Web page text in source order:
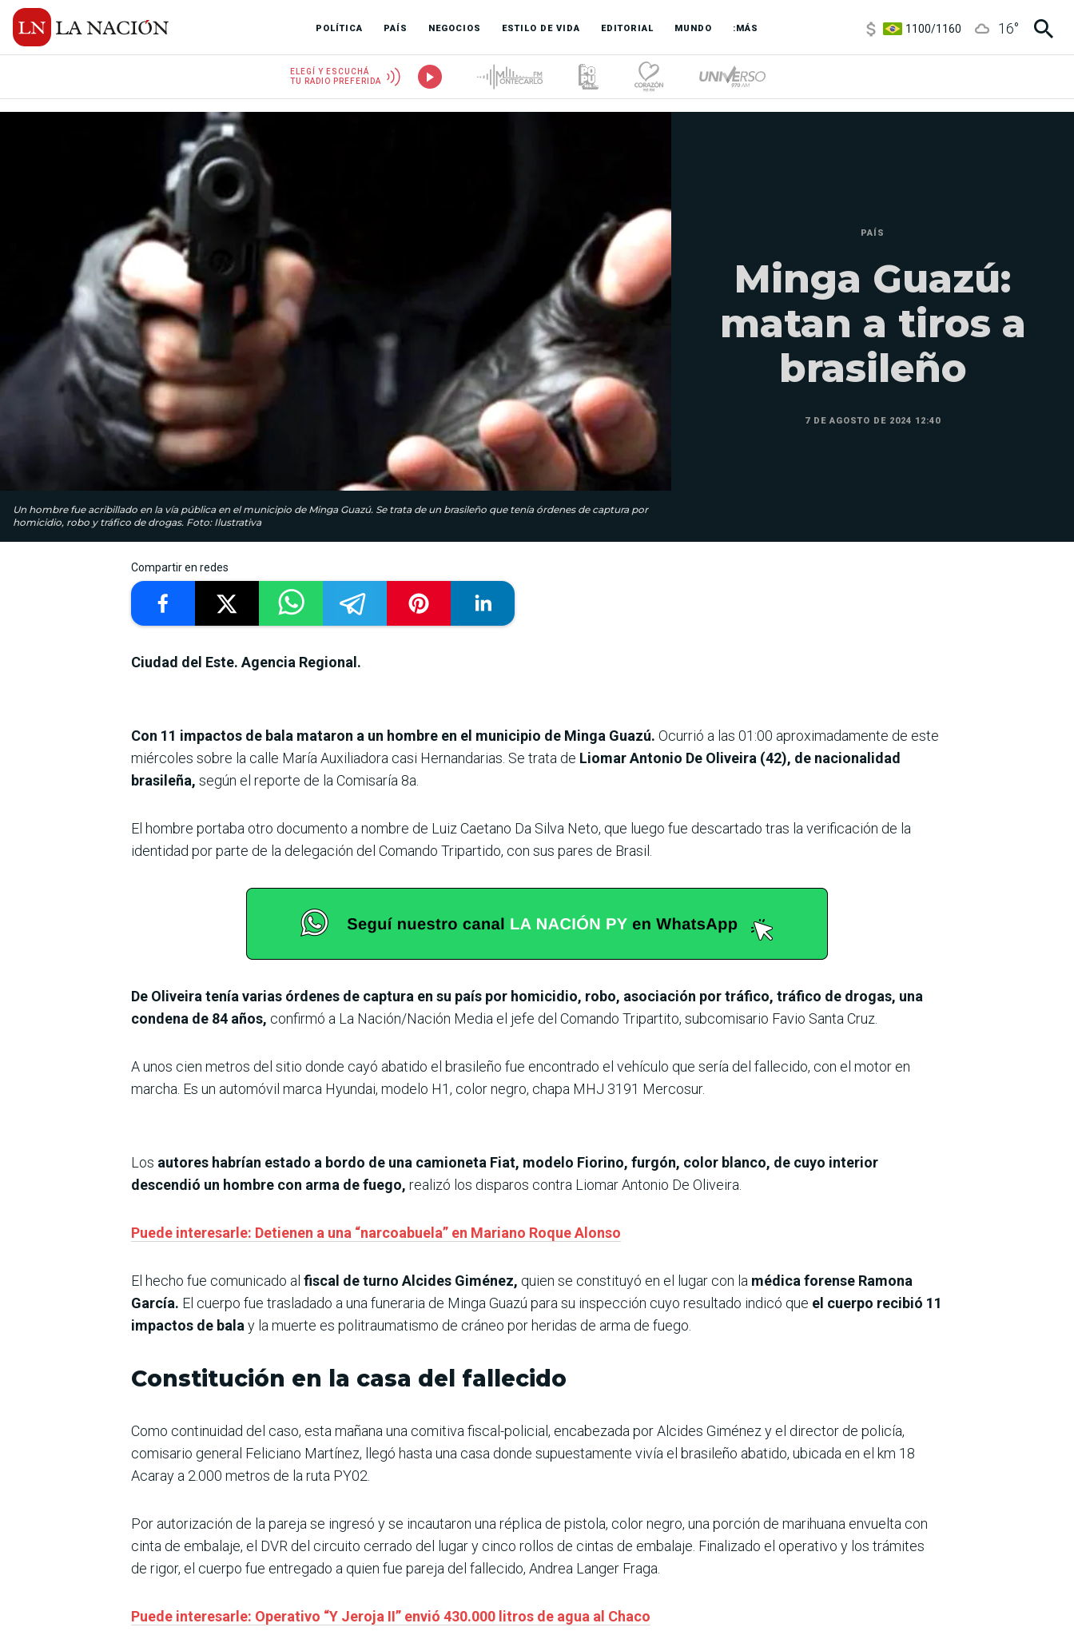
POLÍTICA PAÍS NEGOCIOS ESTILO DE VIDA EDITORIAL MUNDO :MÁS
3,8/4
16°
ELEGÍ Y ESCUCHÁ
TU RADIO PREFERIDA
Un hombre fue acribillado en la vía pública en el municipio de Minga Guazú. Se trata de un brasileño que tenía órdenes de captura por
homicidio, robo y tráfico de drogas. Foto: Ilustrativa
PAÍS
Minga Guazú:
matan a tiros a
brasileño
7 DE AGOSTO DE 2024 12:40
Compartir en redes
Ciudad del Este. Agencia Regional.
Con 11 impactos de bala mataron a un hombre en el municipio de Minga Guazú. Ocurrió a las 01:00 aproximadamente de este
miércoles sobre la calle María Auxiliadora casi Hernandarias. Se trata de Liomar Antonio De Oliveira (42), de nacionalidad
brasileña, según el reporte de la Comisaría 8a.
El hombre portaba otro documento a nombre de Luiz Caetano Da Silva Neto, que luego fue descartado tras la verificación de la
identidad por parte de la delegación del Comando Tripartido, con sus pares de Brasil.
De Oliveira tenía varias órdenes de captura en su país por homicidio, robo, asociación por tráfico, tráfico de drogas, una
condena de 84 años, confirmó a La Nación/Nación Media el jefe del Comando Tripartito, subcomisario Favio Santa Cruz.
A unos cien metros del sitio donde cayó abatido el brasileño fue encontrado el vehículo que sería del fallecido, con el motor en
marcha. Es un automóvil marca Hyundai, modelo H1, color negro, chapa MHJ 3191 Mercosur.
Los autores habrían estado a bordo de una camioneta Fiat, modelo Fiorino, furgón, color blanco, de cuyo interior
descendió un hombre con arma de fuego, realizó los disparos contra Liomar Antonio De Oliveira.
Puede interesarle: Detienen a una “narcoabuela” en Mariano Roque Alonso
El hecho fue comunicado al fiscal de turno Alcides Giménez, quien se constituyó en el lugar con la médica forense Ramona
García. El cuerpo fue trasladado a una funeraria de Minga Guazú para su inspección cuyo resultado indicó que el cuerpo recibió 11
impactos de bala y la muerte es politraumatismo de cráneo por heridas de arma de fuego.
Constitución en la casa del fallecido
Como continuidad del caso, esta mañana una comitiva fiscal-policial, encabezada por Alcides Giménez y el director de policía,
comisario general Feliciano Martínez, llegó hasta una casa donde supuestamente vivía el brasileño abatido, ubicada en el km 18
Acaray a 2.000 metros de la ruta PY02.
Por autorización de la pareja se ingresó y se incautaron una réplica de pistola, color negro, una porción de marihuana envuelta con
cinta de embalaje, el DVR del circuito cerrado del lugar y cinco rollos de cintas de embalaje. Finalizado el operativo y los trámites
de rigor, el cuerpo fue entregado a quien fue pareja del fallecido, Andrea Langer Fraga.
Puede interesarle: Operativo “Y Jeroja II” envió 430.000 litros de agua al Chaco